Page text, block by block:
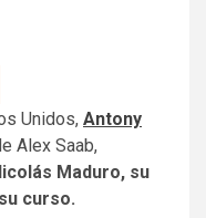
Unidos, Antony
Alex Saab,
Maduro, su
curso.